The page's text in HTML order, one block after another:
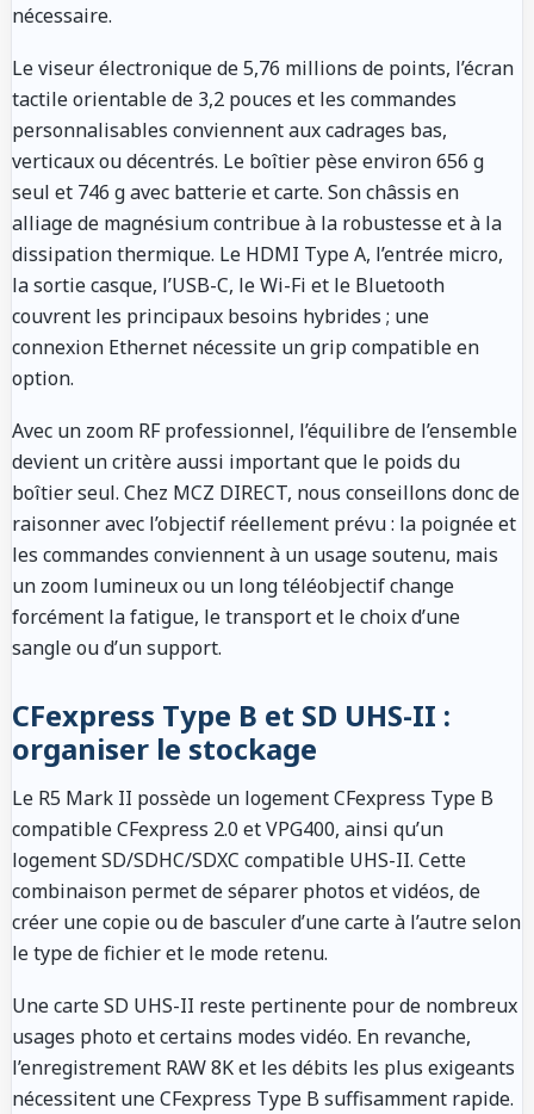
nécessaire.
Le viseur électronique de 5,76 millions de points, l’écran
tactile orientable de 3,2 pouces et les commandes
personnalisables conviennent aux cadrages bas,
verticaux ou décentrés. Le boîtier pèse environ 656 g
seul et 746 g avec batterie et carte. Son châssis en
alliage de magnésium contribue à la robustesse et à la
dissipation thermique. Le HDMI Type A, l’entrée micro,
la sortie casque, l’USB-C, le Wi-Fi et le Bluetooth
couvrent les principaux besoins hybrides ; une
connexion Ethernet nécessite un grip compatible en
option.
Avec un zoom RF professionnel, l’équilibre de l’ensemble
devient un critère aussi important que le poids du
boîtier seul. Chez MCZ DIRECT, nous conseillons donc de
raisonner avec l’objectif réellement prévu : la poignée et
les commandes conviennent à un usage soutenu, mais
un zoom lumineux ou un long téléobjectif change
forcément la fatigue, le transport et le choix d’une
sangle ou d’un support.
CFexpress Type B et SD UHS-II :
organiser le stockage
Le R5 Mark II possède un logement CFexpress Type B
compatible CFexpress 2.0 et VPG400, ainsi qu’un
logement SD/SDHC/SDXC compatible UHS-II. Cette
combinaison permet de séparer photos et vidéos, de
créer une copie ou de basculer d’une carte à l’autre selon
le type de fichier et le mode retenu.
Une carte SD UHS-II reste pertinente pour de nombreux
usages photo et certains modes vidéo. En revanche,
l’enregistrement RAW 8K et les débits les plus exigeants
nécessitent une CFexpress Type B suffisamment rapide.